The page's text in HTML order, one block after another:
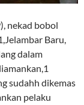
nekad bobol
Baru,
dalam
sudahh dikemas
pelaku